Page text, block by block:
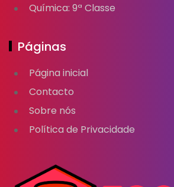
Química: 9ª Classe
Páginas
Página inicial
Contacto
Sobre nós
Política de Privacidade